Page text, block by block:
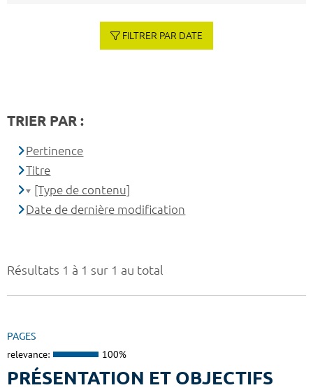
Résultats 1 à 1 sur 1 au total
PAGES
relevance: 100%
PRÉSENTATION ET OBJECTIFS
FILTRER PAR DATE
TRIER PAR :
Pertinence
Titre
[Type de contenu]
Date de dernière modification